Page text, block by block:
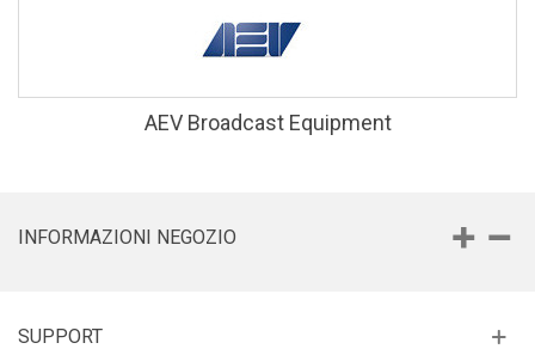
AEV Broadcast Equipment
INFORMAZIONI NEGOZIO
SUPPORT